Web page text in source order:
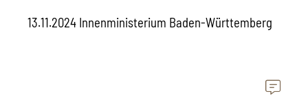
13.11.2024 Innenministerium Baden-Württemberg